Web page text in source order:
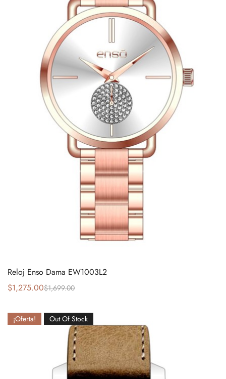
Reloj Enso Dama EW1003L2
$1,699.00
$1,275.00
¡Oferta! Out Of Stock